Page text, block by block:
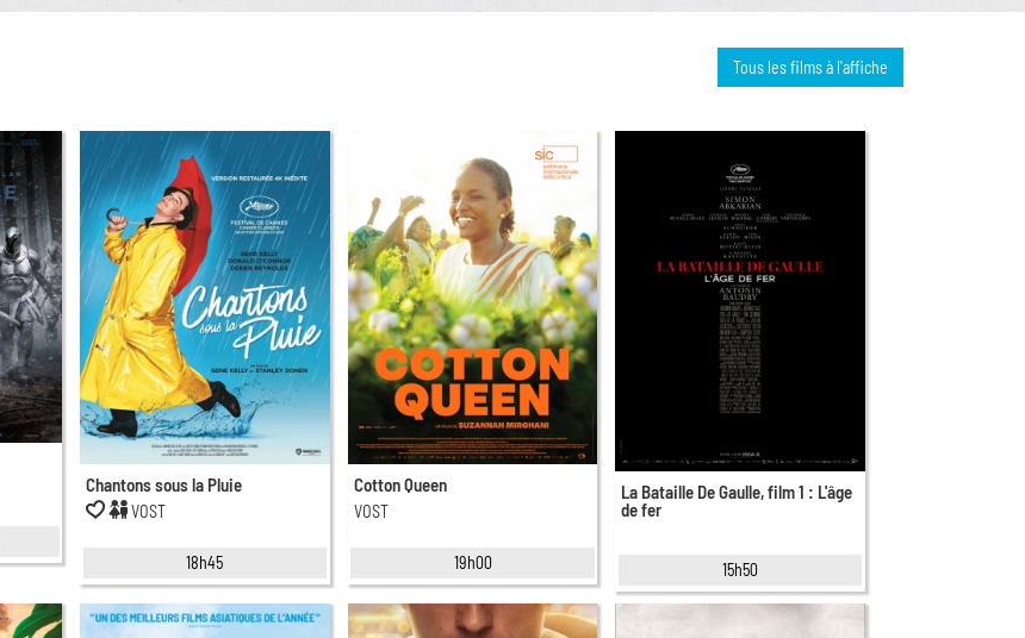
Tous les films à l'affiche
Chantons sous la Pluie
VOST
18h45
Cotton Queen
VOST
19h00
La Bataille De Gaulle, film 1 : L'âge
de fer
15h50